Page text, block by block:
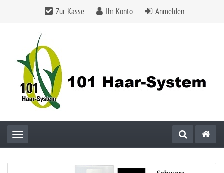
Zur Kasse Ihr Konto Anmelden
Toggle navigation